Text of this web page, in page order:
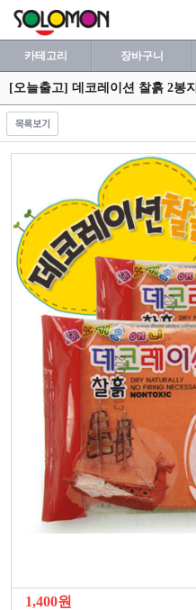
카테고리 장바구니
[오늘출고] 데코레이션 찰흙 2봉지
1,400원